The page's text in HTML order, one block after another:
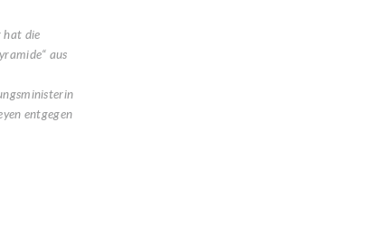
hat die
aus
entgegen